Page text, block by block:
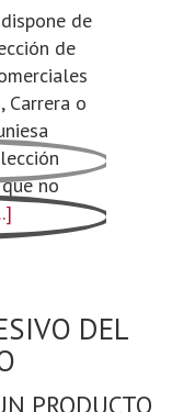
de
de
Carrera o
no
PRODUCTO